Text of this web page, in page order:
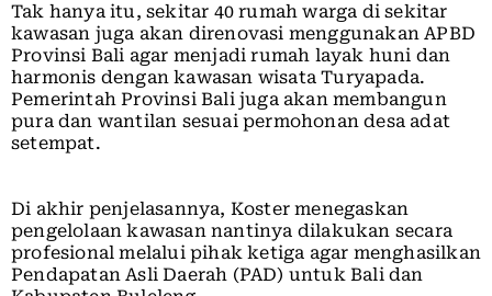
Tak hanya itu, sekitar 40 rumah warga di sekitar
kawasan juga akan direnovasi menggunakan APBD
Provinsi Bali agar menjadi rumah layak huni dan
harmonis dengan kawasan wisata Turyapada.
Pemerintah Provinsi Bali juga akan membangun
pura dan wantilan sesuai permohonan desa adat
setempat.
Di akhir penjelasannya, Koster menegaskan
pengelolaan kawasan nantinya dilakukan secara
profesional melalui pihak ketiga agar menghasilkan
Pendapatan Asli Daerah (PAD) untuk Bali dan